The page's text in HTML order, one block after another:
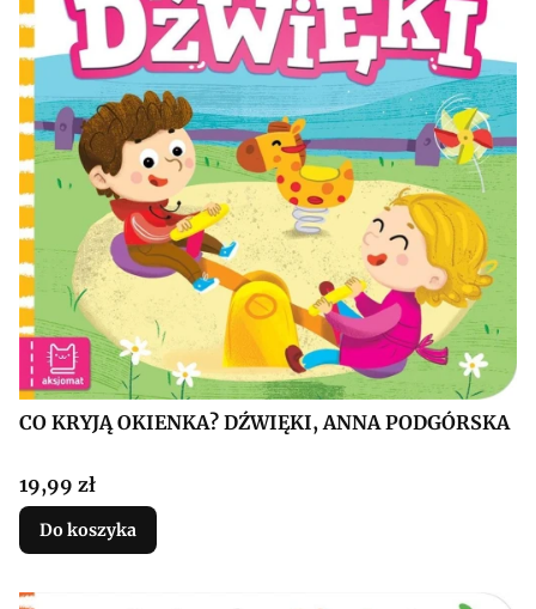
CO KRYJĄ OKIENKA? DŹWIĘKI, ANNA PODGÓRSKA
Cena
19,99 zł
Do koszyka